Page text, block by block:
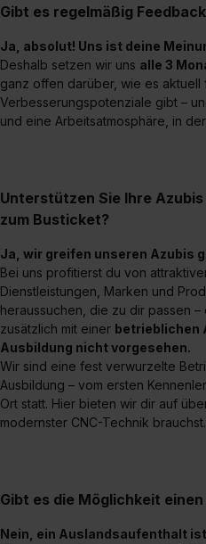
Gibt es regelmäßig
Ja, absolut! Uns ist deine
Deshalb setzen wir uns alle 3
ganz offen darüber, wie es
Verbesserungspotenziale gibt –
und eine Arbeitsatmosphäre, in
Unterstützen Sie Ihre
zum Busticket?
Ja, wir greifen unseren Azubis
Bei uns profitierst du von
Dienstleistungen, Marken und
heraussuchen, die zu dir passen
zusätzlich mit einer betrieblichen
Ausbildung nicht vorgesehen.
Wir sind eine fest verwurzelte
Ausbildung – vom ersten
Ort statt. Hier bieten wir dir auf
modernster CNC-Technik brauchst.
Gibt es die Möglichkeit
Nein, ein Auslandsaufenthalt